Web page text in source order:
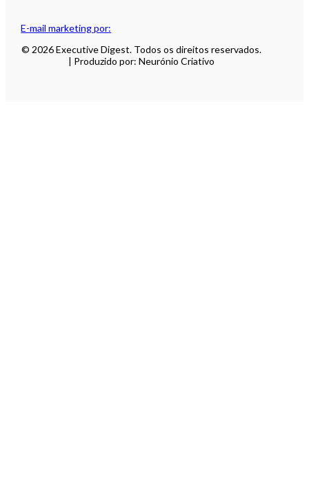
E-mail marketing por:
© 2026 Executive Digest. Todos os direitos reservados.
| Produzido por: Neurónio Criativo